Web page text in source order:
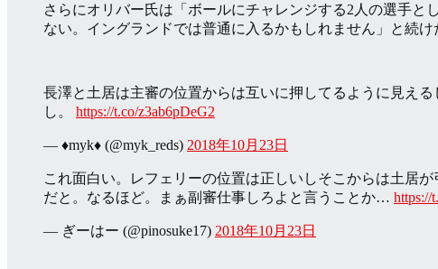
さらにオリバー氏は「ボールにチャレンジする2人の選手
ない。イングランドでは普通に入るかもしれません」と続け
長澤と土居は主審の位置からは互いに押してるように見え
し。 https://t.co/z3ab6pDeG2
— ♦️myk♦️ (@myk_reds) 2018年10月23日
これ面白い。レフェリーの位置は正しいしそこからは土居
だと。なるほど。まぁ副審仕事しろよと言うことか… https://
— ぎーはー (@pinosuke17) 2018年10月23日